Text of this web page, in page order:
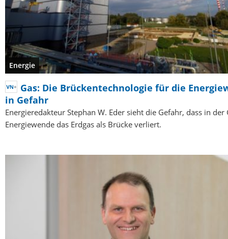
Energie
Gas: Die Brückentechnologie für die
in Gefahr
Energieredakteur Stephan W. Eder sieht die Gefahr, dass in der
Energiewende das Erdgas als Brücke verliert.